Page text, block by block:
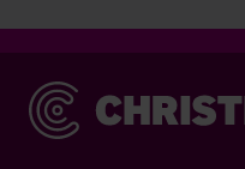
Christie & Co